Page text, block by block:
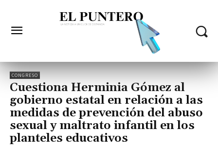
CONGRESO
Cuestiona Herminia Gómez al
gobierno estatal en relación a las
medidas de prevención del abuso
sexual y maltrato infantil en los
planteles educativos